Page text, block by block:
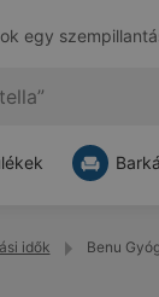
egy
idők Benu